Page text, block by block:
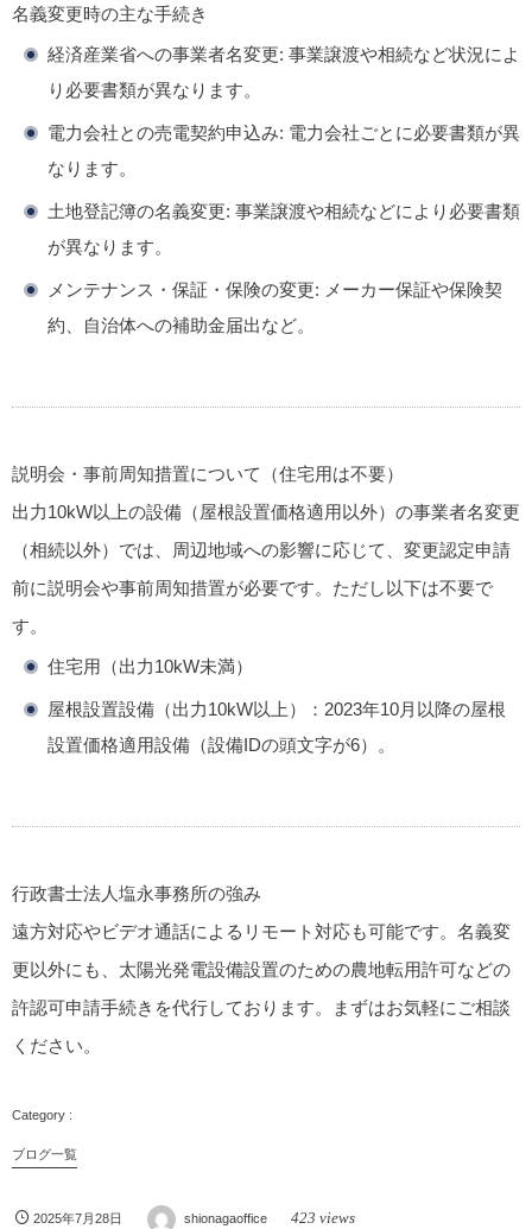
名義変更時の主な手続き
経済産業省への事業者名変更: 事業譲渡や相続など状況によ
り必要書類が異なります。
電力会社との売電契約申込み: 電力会社ごとに必要書類が異
なります。
土地登記簿の名義変更: 事業譲渡や相続などにより必要書類
が異なります。
メンテナンス・保証・保険の変更: メーカー保証や保険契
約、自治体への補助金届出など。
説明会・事前周知措置について（住宅用は不要）
出力10kW以上の設備（屋根設置価格適用以外）の事業者名変更
（相続以外）では、周辺地域への影響に応じて、変更認定申請
前に説明会や事前周知措置が必要です。ただし以下は不要で
す。
住宅用（出力10kW未満）
屋根設置設備（出力10kW以上）：2023年10月以降の屋根
設置価格適用設備（設備IDの頭文字が6）。
行政書士法人塩永事務所の強み
遠方対応やビデオ通話によるリモート対応も可能です。名義変
更以外にも、太陽光発電設備設置のための農地転用許可などの
許認可申請手続きを代行しております。まずはお気軽にご相談
ください。
ブログ一覧
2025年7月28日 shionagaoffice 423 views